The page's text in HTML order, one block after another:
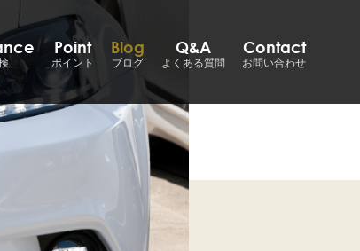
Point
ポイント
Blog
ブログ
Q&A
よくある質問
Contact
お問い合わせ